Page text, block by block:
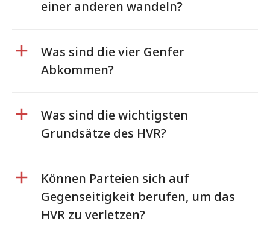
einer anderen wandeln?
Was sind die vier Genfer
Abkommen?
Was sind die wichtigsten
Grundsätze des HVR?
Können Parteien sich auf
Gegenseitigkeit berufen, um das
HVR zu verletzen?